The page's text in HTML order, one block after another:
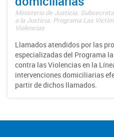
Ministerio de Justicia.
a la Justicia. Programa Las
Violencias
Llamados atendidos por las
especializadas del Programa
contra las Violencias en la
intervenciones domiciliarias
partir de dichos llamados.